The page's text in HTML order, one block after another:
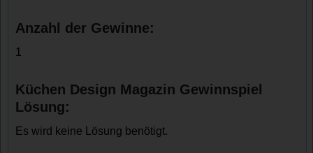
Anzahl der Gewinne:
1
Küchen Design Magazin Gewinnspiel
Lösung:
Es wird keine Lösung benötigt.